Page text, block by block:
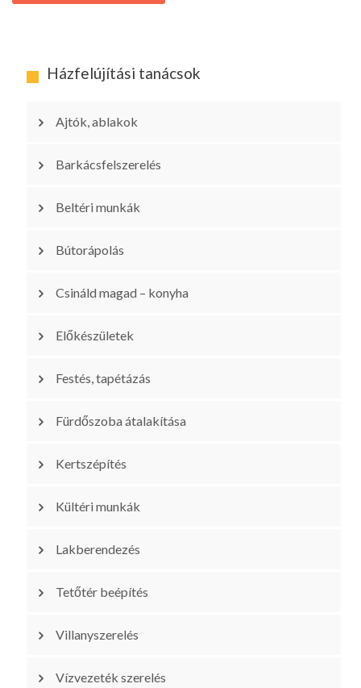
Házfelújítási tanácsok
Ajtók, ablakok
Barkácsfelszerelés
Beltéri munkák
Bútorápolás
Csináld magad – konyha
Előkészületek
Festés, tapétázás
Fürdőszoba átalakítása
Kertszépítés
Kültéri munkák
Lakberendezés
Tetőtér beépítés
Villanyszerelés
Vízvezeték szerelés